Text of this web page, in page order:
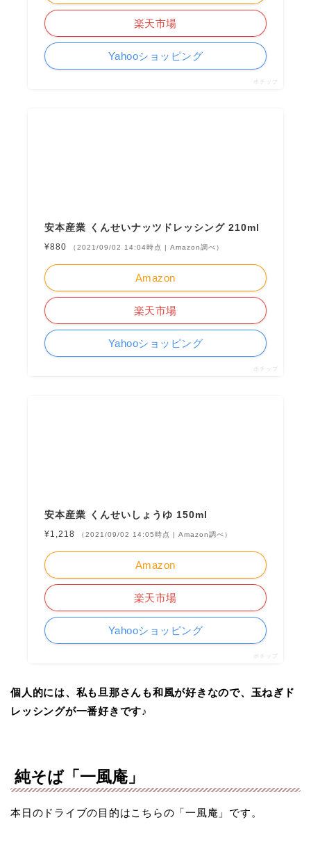
楽天市場
Yahooショッピング
ポチップ
安本産業 くんせいナッツドレッシング 210ml
¥880 （2021/09/02 14:04時点 | Amazon調べ）
Amazon
楽天市場
Yahooショッピング
ポチップ
安本産業 くんせいしょうゆ 150ml
¥1,218 （2021/09/02 14:05時点 | Amazon調べ）
Amazon
楽天市場
Yahooショッピング
ポチップ
個人的には、私も旦那さんも和風が好きなので、玉ねぎド
レッシングが一番好きです♪
純そば「一風庵」
本日のドライブの目的はこちらの「一風庵」です。